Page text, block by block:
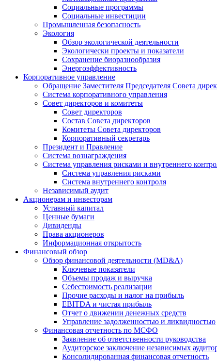
Социальные программы
Социальные инвестиции
Промышленная безопасность
Экология
Обзор экологической деятельности
Экологически проекты и показатели
Сохранение биоразнообразия
Энергоэффективность
Корпоративное управление
Обращение Заместителя Председателя Совета
Система корпоративного управления
Совет директоров и комитеты
Совет директоров
Состав Совета директоров
Комитеты Совета директоров
Корпоративный секретарь
Президент и Правление
Система вознаграждения
Система управления рисками и внутреннего
Система управления рисками
Система внутреннего контроля
Независимый аудит
Акционерам и инвесторам
Уставный капитал
Ценные бумаги
Дивиденды
Права акционеров
Информационная открытость
Финансовый обзор
Обзор финансовой деятельности (MD&A)
Ключевые показатели
Объемы продаж и выручка
Себестоимость реализации
Прочие расходы и налог на прибыль
EBITDA и чистая прибыль
Отчет о движении денежных средств
Управление задолженностью и ликвидностью
Финансовая отчетность по МСФО
Заявление об ответственности руководства
Аудиторское заключение независимых
Консолидированная финансовая отчетность